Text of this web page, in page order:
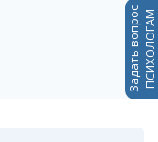
Задать вопросПСИХОЛОГАМ